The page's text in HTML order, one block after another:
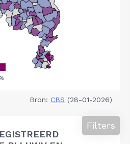
Bron: CBS (28-01-2026)
Filters